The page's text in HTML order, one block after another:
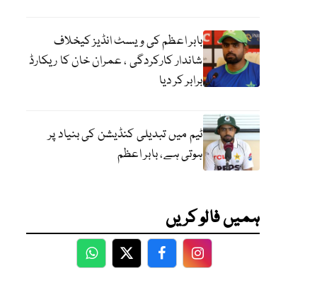
بابر اعظم کی ویسٹ انڈیز کیخلاف
شاندار کارکردگی ، عمران خان کا ریکارڈ
برابر کر دیا
ٹیم میں تبدیلی کنڈیشن کی بنیاد پر
ہوتی ہے، بابر اعظم
ہمیں فالو کریں
WhatsApp
TwitterFacebookFacebook